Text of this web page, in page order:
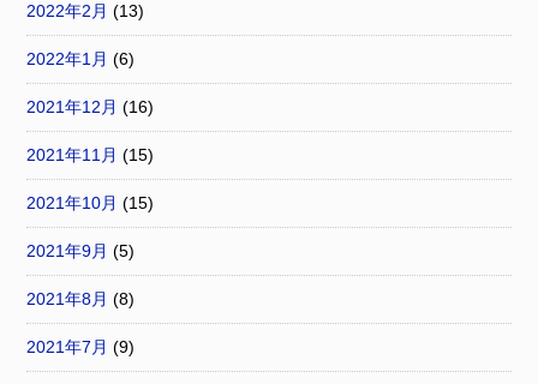
2022年2月 (13)
2022年1月 (6)
2021年12月 (16)
2021年11月 (15)
2021年10月 (15)
2021年9月 (5)
2021年8月 (8)
2021年7月 (9)